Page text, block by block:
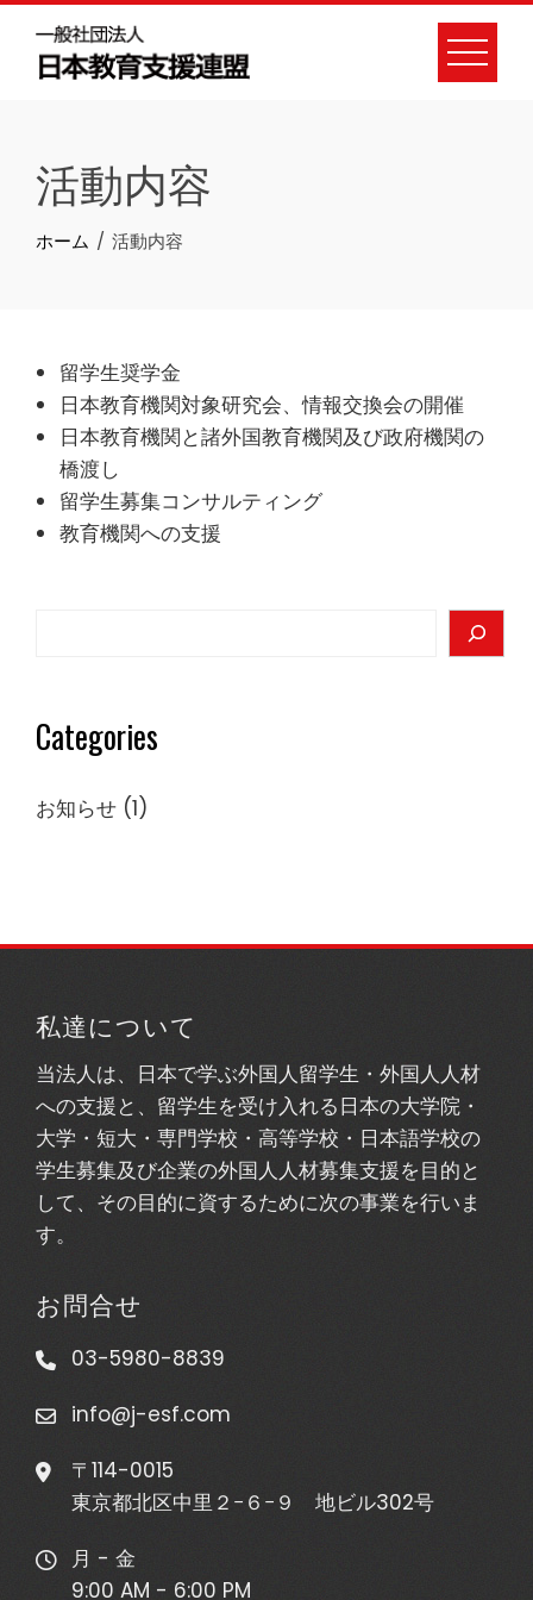
Skip
content
活動内容
ホーム 活動内容
留学生奨学金
日本教育機関対象研究会、情報交換会の開催
日本教育機関と諸外国教育機関及び政府機関の
橋渡し
留学生募集コンサルティング
教育機関への支援
Categories
お知らせ (1)
私達について
当法人は、日本で学ぶ外国人留学生・外国人人材
への支援と、留学生を受け入れる日本の大学院・
大学・短大・専門学校・高等学校・日本語学校の
学生募集及び企業の外国人人材募集支援を目的と
して、その目的に資するために次の事業を行いま
す。
お問合せ
03-5980-8839
info@j-esf.com
〒114-0015
東京都北区中里２−６−９ 地ビル302号
月 - 金
9:00 AM - 6:00 PM